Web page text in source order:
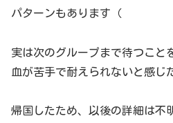
パターンもあります（
実は次のグループまで待つこと
血が苦手で耐えられないと感じ
帰国したため、以後の詳細は不